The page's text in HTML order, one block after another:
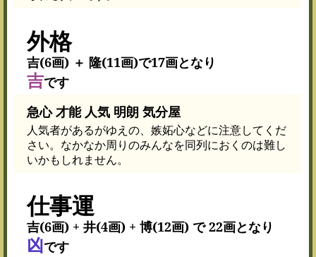
外格
吉(6画) ＋ 隆(11画)で17画となり
吉です
急心 才能 人気 明朗 気分屋
人気者があるがゆえの、嫉妬心などに注意してくだ
さい。なかなか周りのみんなを同列におくのは難し
いかもしれません。
仕事運
吉(6画) + 井(4画) + 博(12画) で 22画となり
凶です